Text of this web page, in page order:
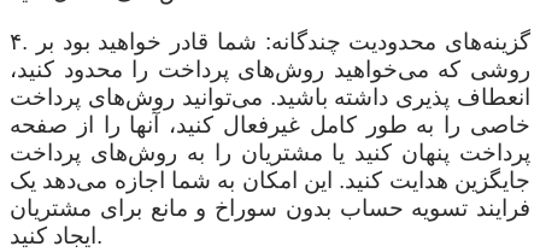
۴. گزینه‌های محدودیت چندگانه: شما قادر خواهید بود بر
روشی که می‌خواهید روش‌های پرداخت را محدود کنید،
انعطاف پذیری داشته باشید. می‌توانید روش‌های پرداخت
خاصی را به طور کامل غیرفعال کنید، آنها را از صفحه
پرداخت پنهان کنید یا مشتریان را به روش‌های پرداخت
جایگزین هدایت کنید. این امکان به شما اجازه می‌دهد یک
فرایند تسویه حساب بدون سوراخ و مانع برای مشتریان
ایجاد کنید.